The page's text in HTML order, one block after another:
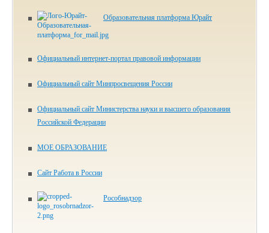
Образовательная платформа Юрайт
Официальный интернет-портал правовой информации
Официальный сайт Минпросвещения России
Официальный сайт Министерства науки и высшего образования
Российской Федерации
МОЕ ОБРАЗОВАНИЕ
Сайт Работа в России
Рособнадзор